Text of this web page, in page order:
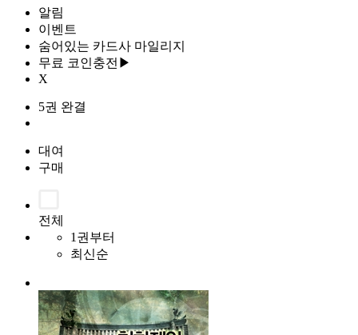
알림
이벤트
숨어있는 카드사 마일리지
무료 코인충전▶
X
5권 완결
대여
구매
전체
1권부터
최신순